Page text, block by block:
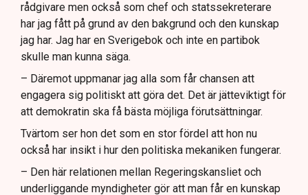
rådgivare men också som chef och statssekreterare
har jag fått på grund av den bakgrund och den kunskap
jag har. Jag har en Sverigebok och inte en partibok
skulle man kunna säga.
– Däremot uppmanar jag alla som får chansen att
engagera sig politiskt att göra det. Det är jätteviktigt för
att demokratin ska få bästa möjliga förutsättningar.
Tvärtom ser hon det som en stor fördel att hon nu
också har insikt i hur den politiska mekaniken fungerar.
– Den här relationen mellan Regeringskansliet och
underliggande myndigheter gör att man får en kunskap